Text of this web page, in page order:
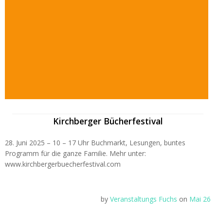
Kirchberger Bücherfestival
28. Juni 2025 – 10 – 17 Uhr Buchmarkt, Lesungen, buntes
Programm für die ganze Familie. Mehr unter:
www.kirchbergerbuecherfestival.com
by Veranstaltungs Fuchs on Mai 26